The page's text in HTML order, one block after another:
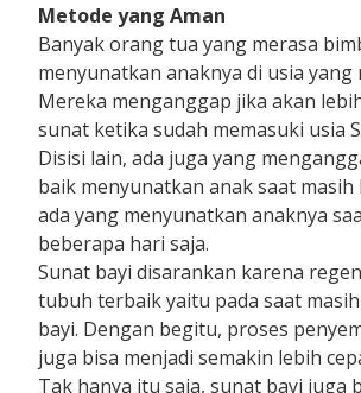
Metode yang Aman
Banyak orang tua yang merasa
menyunatkan anaknya di usia yang
Mereka menganggap jika akan
sunat ketika sudah memasuki usia
Disisi lain, ada juga yang
baik menyunatkan anak saat masih
ada yang menyunatkan anaknya
beberapa hari saja.
Sunat bayi disarankan karena
tubuh terbaik yaitu pada saat
bayi. Dengan begitu, proses
juga bisa menjadi semakin lebih
Tak hanya itu saja, sunat bayi juga